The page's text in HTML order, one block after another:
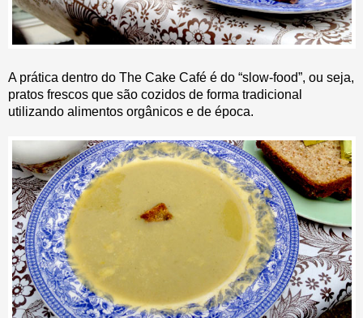
A prática dentro do The Cake Café é do “slow-food”, ou seja,
pratos frescos que são cozidos de forma tradicional
utilizando alimentos orgânicos e de época.